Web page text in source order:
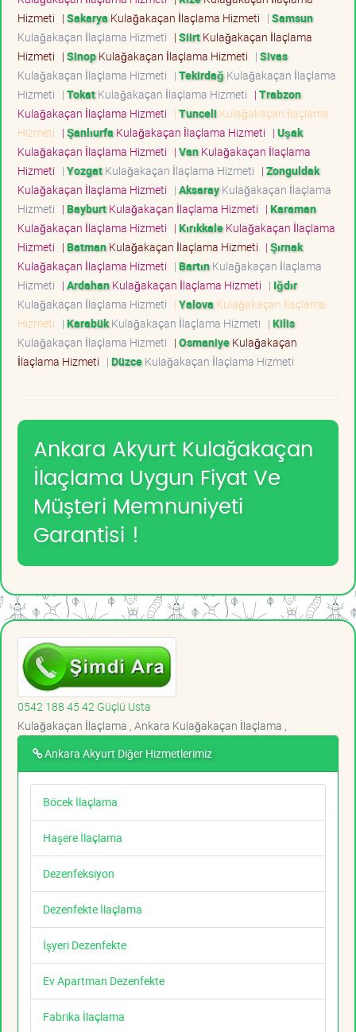
Hizmeti | Sakarya Kulağakaçan İlaçlama Hizmeti | Samsun
Kulağakaçan İlaçlama Hizmeti | SiirtKulağakaçan İlaçlama
Hizmeti | SinopKulağakaçan İlaçlama Hizmeti | Sivas
Kulağakaçan İlaçlama Hizmeti | Tekirdağ Kulağakaçan İlaçlama
Hizmeti | TokatKulağakaçan İlaçlama Hizmeti | Trabzon
Kulağakaçan İlaçlama Hizmeti | Tunceli Kulağakaçan İlaçlama
Hizmeti | Şanlıurfa Kulağakaçan İlaçlama Hizmeti | Uşak
Kulağakaçan İlaçlama Hizmeti | VanKulağakaçan İlaçlama
Hizmeti | YozgatKulağakaçan İlaçlama Hizmeti | Zonguldak
Kulağakaçan İlaçlama Hizmeti | AksarayKulağakaçan İlaçlama
Hizmeti | BayburtKulağakaçan İlaçlama Hizmeti | Karaman
Kulağakaçan İlaçlama Hizmeti | KırıkkaleKulağakaçan İlaçlama
Hizmeti | BatmanKulağakaçan İlaçlama Hizmeti | Şırnak
Kulağakaçan İlaçlama Hizmeti | BartınKulağakaçan İlaçlama
Hizmeti | ArdahanKulağakaçan İlaçlama Hizmeti | Iğdır
Kulağakaçan İlaçlama Hizmeti | Yalova Kulağakaçan İlaçlama
Hizmeti | KarabükKulağakaçan İlaçlama Hizmeti | Kilis
Kulağakaçan İlaçlama Hizmeti | OsmaniyeKulağakaçan
İlaçlama Hizmeti | DüzceKulağakaçan İlaçlama Hizmeti
Ankara Akyurt Kulağakaçan
İlaçlama Uygun Fiyat Ve
Müşteri Memnuniyeti
Garantisi !
0542 188 45 42 Güçlü Usta
Kulağakaçan İlaçlama , Ankara Kulağakaçan İlaçlama ,
Ankara Akyurt Diğer Hizmetlerimiz
Böcek İlaçlama
Haşere İlaçlama
Dezenfeksiyon
Dezenfekte İlaçlama
İşyeri Dezenfekte
Ev Apartman Dezenfekte
Fabrika İlaçlama